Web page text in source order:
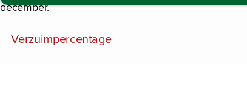
december.
Verzuimpercentage